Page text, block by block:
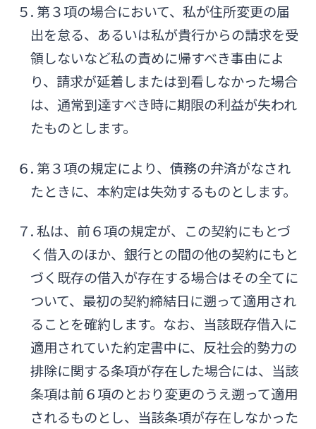
５. 第３項の場合において、私が住所変更の届
出を怠る、あるいは私が貴行からの請求を受
領しないなど私の責めに帰すべき事由によ
り、請求が延着しまたは到看しなかった場合
は、通常到達すべき時に期限の利益が失われ
たものとします。
６. 第３項の規定により、債務の弁済がなされ
たときに、本約定は失効するものとします。
７. 私は、前６項の規定が、この契約にもとづ
く借入のほか、銀行との間の他の契約にもと
づく既存の借入が存在する場合はその全てに
ついて、最初の契約締結日に遡って適用され
ることを確約します。なお、当該既存借入に
適用されていた約定書中に、反社会的勢力の
排除に関する条項が存在した場合には、当該
条項は前６項のとおり変更のうえ遡って適用
されるものとし、当該条項が存在しなかった